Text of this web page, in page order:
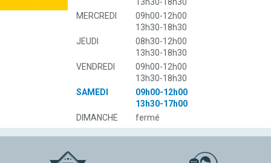
MERCREDI
09h00-12h00
13h30-18h30
JEUDI
08h30-12h00
13h30-18h30
VENDREDI
09h00-12h00
13h30-18h30
SAMEDI
09h00-12h00
13h30-17h00
DIMANCHE
fermé